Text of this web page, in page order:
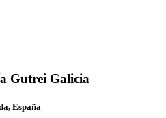
Gutrei Galicia
España